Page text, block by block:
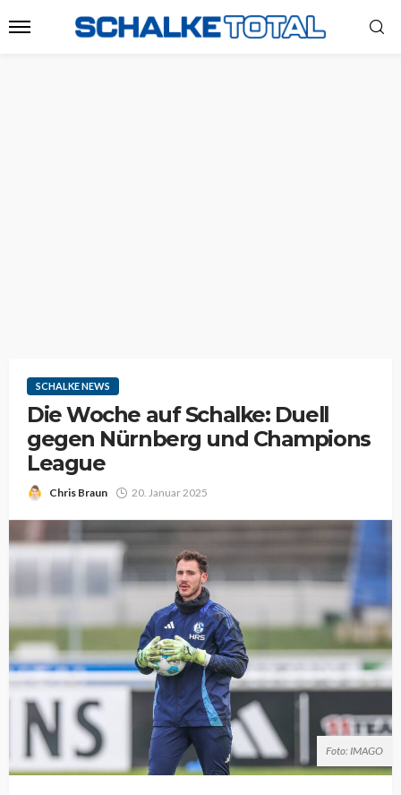
SCHALKE NEWS
Die Woche auf Schalke: Duell
gegen Nürnberg und Champions
League
Chris Braun 20. Januar 2025
Foto: IMAGO